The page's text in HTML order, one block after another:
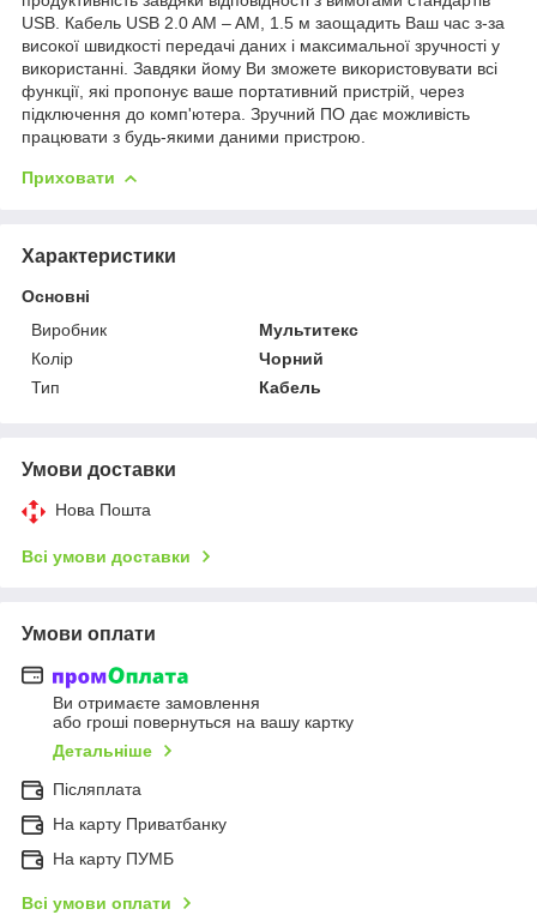
USB. Кабель USB 2.0 AM – AM, 1.5 м заощадить Ваш час з-за
високої швидкості передачі даних і максимальної зручності у
використанні. Завдяки йому Ви зможете використовувати всі
функції, які пропонує ваше портативний пристрій, через
підключення до комп'ютера. Зручний ПО дає можливість
працювати з будь-якими даними пристрою.
Приховати
Характеристики
Основні
Виробник
Мультитекс
Колір
Чорний
Тип
Кабель
Умови доставки
Нова Пошта
Всі умови доставки
Умови оплати
Ви отримаєте замовлення
або гроші повернуться на вашу картку
Детальніше
Післяплата
На карту Приватбанку
На карту ПУМБ
Всі умови оплати